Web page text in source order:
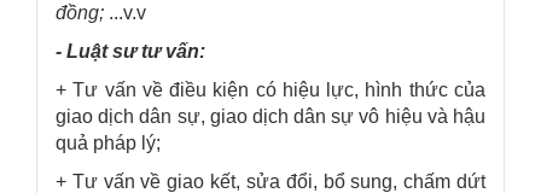
đồng; ...v.v
- Luật sư tư vấn:
+ Tư vấn về điều kiện có hiệu lực, hình thức của
giao dịch dân sự, giao dịch dân sự vô hiệu và hậu
quả pháp lý;
+ Tư vấn về giao kết, sửa đổi, bổ sung, chấm dứt